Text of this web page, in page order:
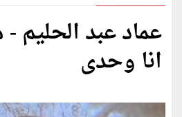
عماد عبد الحليم
انا وحدى